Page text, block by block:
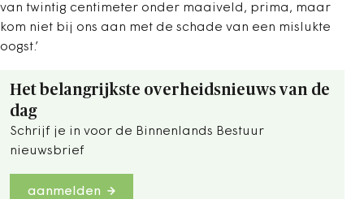
van twintig centimeter onder maaiveld, prima, maar
kom niet bij ons aan met de schade van een mislukte
oogst.’
Het belangrijkste overheidsnieuws van de
dag
Schrijf je in voor de Binnenlands Bestuur
nieuwsbrief
aanmelden